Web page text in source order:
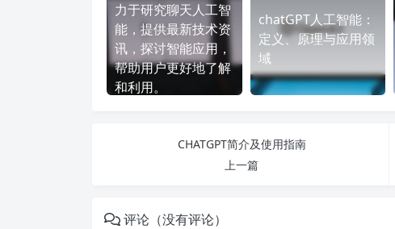
力于研究聊天人工智
能，提供最新技术资
讯，探讨智能应用，
帮助用户更好地了解
和利用。
chatGPT人工智能：
定义、原理与应用领
域
CHATGPT简介及使用指南
上一篇
评论（没有评论）